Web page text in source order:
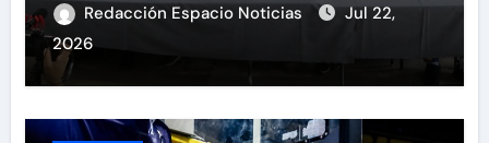
Redacción Espacio Noticias
Jul 22,
2026